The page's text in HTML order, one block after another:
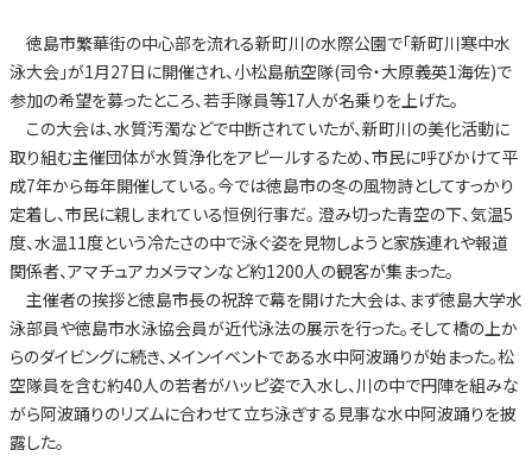
徳島市繁華街の中心部を流れる新町川の水際公園で「新町川寒中水
泳大会」が1月27日に開催され、小松島航空隊(司令・大原義英1海佐)で
参加の希望を募ったところ、若手隊員等17人が名乗りを上げた。
この大会は、水質汚濁などで中断されていたが、新町川の美化活動に
取り組む主催団体が水質浄化をアピールするため、市民に呼びかけて平
成7年から毎年開催している。今では徳島市の冬の風物詩としてすっかり
定着し、市民に親しまれている恒例行事だ。 澄み切った青空の下、気温5
度、水温11度という冷たさの中で泳ぐ姿を見物しようと家族連れや報道
関係者、アマチュアカメラマンなど約1200人の観客が集まった。
主催者の挨拶と徳島市長の祝辞で幕を開けた大会は、まず徳島大学水
泳部員や徳島市水泳協会員が近代泳法の展示を行った。そして橋の上か
らのダイビングに続き、メインイベントである水中阿波踊りが始まった。松
空隊員を含む約40人の若者がハッピ姿で入水し、川の中で円陣を組みな
がら阿波踊りのリズムに合わせて立ち泳ぎする見事な水中阿波踊りを披
露した。